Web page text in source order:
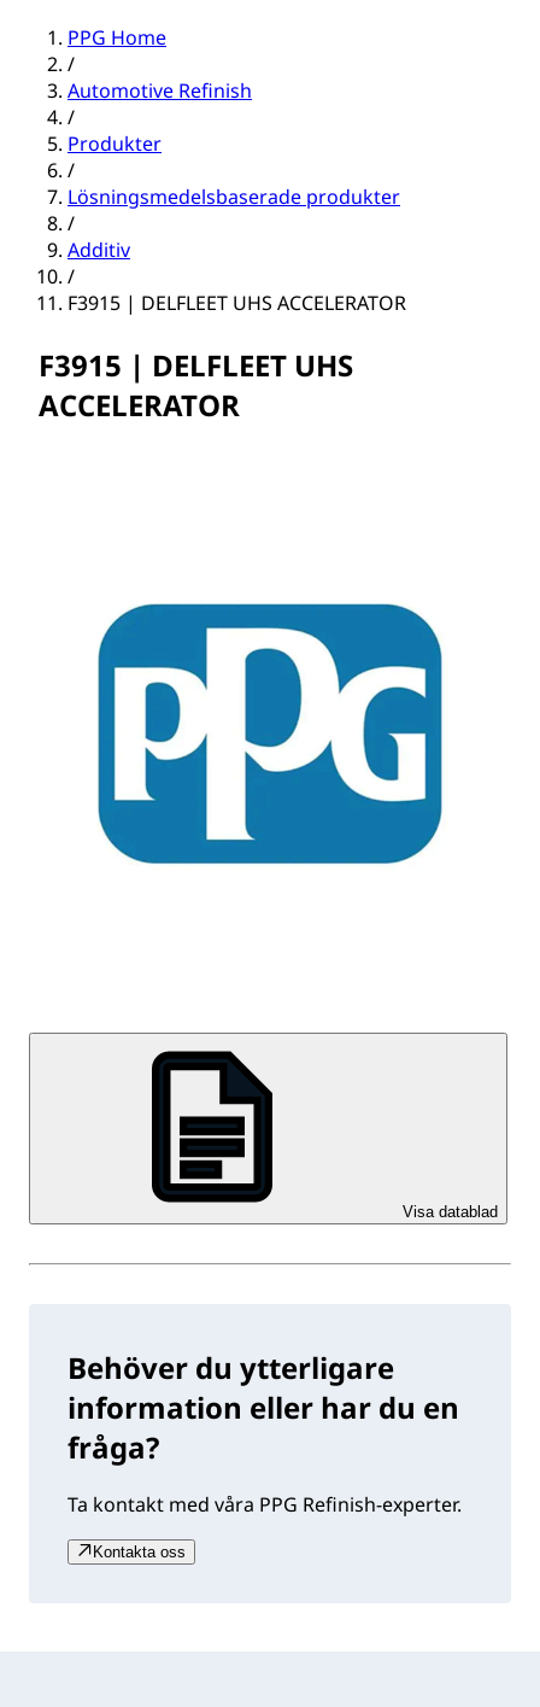
PPG Home
/
Automotive Refinish
/
Produkter
/
Lösningsmedelsbaserade produkter
/
Additiv
/
F3915 | DELFLEET UHS ACCELERATOR
F3915 | DELFLEET UHS
ACCELERATOR
Visa datablad
Behöver du ytterligare
information eller har du en
fråga?
Ta kontakt med våra PPG Refinish-experter.
Kontakta oss